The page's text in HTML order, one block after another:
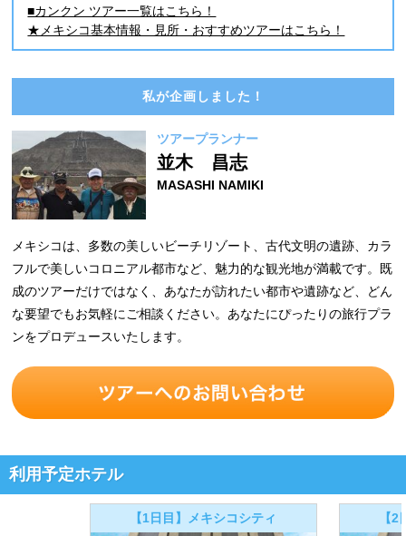
■カンクン ツアー一覧はこちら！
★メキシコ基本情報・見所・おすすめツアーはこちら！
私が企画しました！
ツアープランナー
並木 昌志
MASASHI NAMIKI
メキシコは、多数の美しいビーチリゾート、古代文明の遺跡、カラ
フルで美しいコロニアル都市など、魅力的な観光地が満載です。既
成のツアーだけではなく、あなたが訪れたい都市や遺跡など、どん
な要望でもお気軽にご相談ください。あなたにぴったりの旅行プラ
ンをプロデュースいたします。
利用予定ホテル
【1日目】メキシコシティ 【